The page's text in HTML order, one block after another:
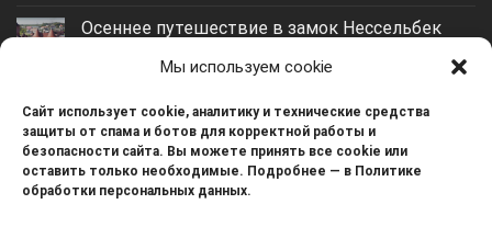
Мы используем cookie
Сайт использует cookie, аналитику и технические средства
защиты от спама и ботов для корректной работы и
безопасности сайта. Вы можете принять все cookie или
оставить только необходимые. Подробнее — в Политике
обработки персональных данных.
to
Castle
Осеннее путешествие в замок Нессельбек
Осеннее
в
замок
Нессельбек
Comments Off
Yantarny:
the
beach
Guryevsk: an ideal place for rest and living
Comments Offon